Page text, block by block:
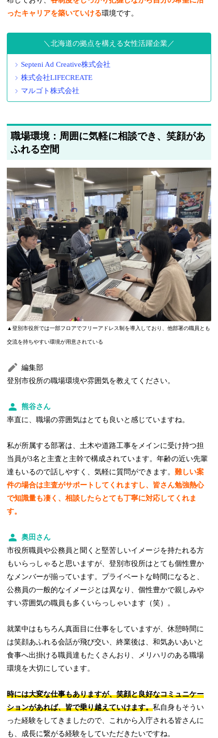
ったキャリアを築いていける環境です。
北海道の拠点を構える女性活躍企業
Septeni Ad Creative株式会社
株式会社LIFECREATE
マルゴト株式会社
職場環境：周囲に気軽に相談でき、笑顔があ
ふれる空間
▲登別市役所では一部フロアでフリーアドレス制を導入しており、他部署の職員とも
交流を持ちやすい環境が用意されている
編集部
登別市役所の職場環境や雰囲気を教えてください。
熊谷さん
率直に、職場の雰囲気はとても良いと感じていますね。
私が所属する部署は、土木や道路工事をメインに受け持つ担
当員が3名と主査と主幹で構成されています。年齢の近い先輩
達もいるので話しやすく、気軽に質問ができます。難しい案
件の場合は主査がサポートしてくれますし、皆さん勉強熱心
で知識量も凄く、相談したらとても丁寧に対応してくれま
す。
奥田さん
市役所職員や公務員と聞くと堅苦しいイメージを持たれる方
もいらっしゃると思いますが、登別市役所はとても個性豊か
なメンバーが揃っています。プライベートな時間になると、
公務員の一般的なイメージとは異なり、個性豊かで親しみや
すい雰囲気の職員も多くいらっしゃいます（笑）。
就業中はもちろん真面目に仕事をしていますが、休憩時間に
は笑顔あふれる会話が飛び交い、終業後は、和気あいあいと
食事へ出掛ける職員達もたくさんおり、メリハリのある職場
環境を大切にしています。
時には大変な仕事もありますが、笑顔と良好なコミュニケー
ションがあれば、皆で乗り越えていけます。私自身もそうい
った経験をしてきましたので、これから入庁される皆さんに
も、成長に繋がる経験をしていただきたいですね。